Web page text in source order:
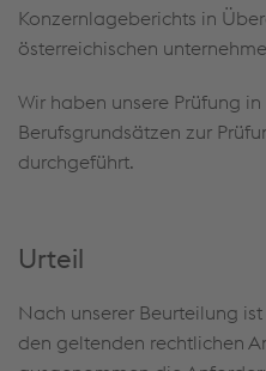
Konzernlageberichts in
österreichischen
Wir haben unsere Prüfung
Berufsgrundsätzen zur
durchgeführt.
Urteil
Nach unserer Beurteilung
den geltenden rechtlichen